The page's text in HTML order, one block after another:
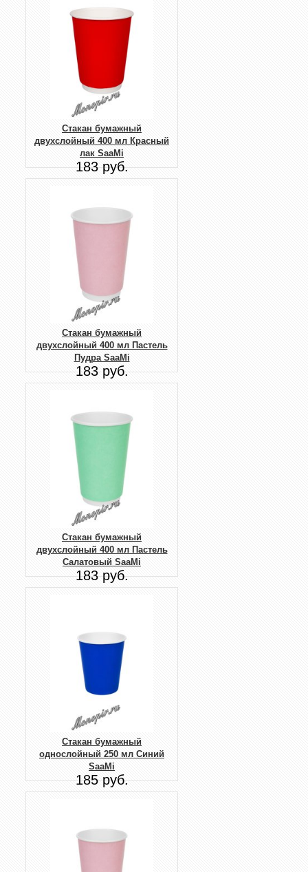
Стакан бумажный
двухслойный 400 мл Красный
лак SaaMi
183 руб.
Стакан бумажный
двухслойный 400 мл Пастель
Пудра SaaMi
183 руб.
Стакан бумажный
двухслойный 400 мл Пастель
Салатовый SaaMi
183 руб.
Стакан бумажный
однослойный 250 мл Синий
SaaMi
185 руб.